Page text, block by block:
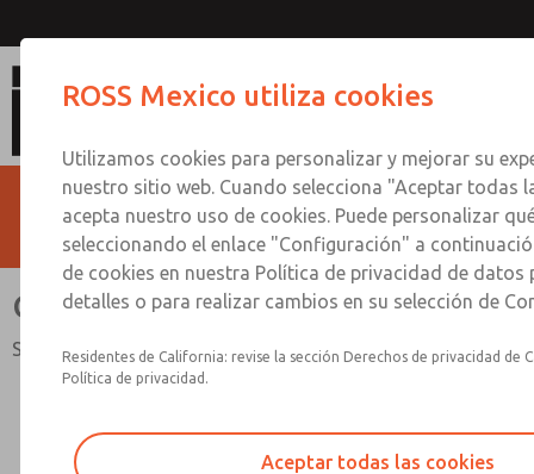
Colectores multiestación
Serie de válvulas 95
ROSS Mexico utiliza cookies
Utilizamos cookies para personalizar y mejorar su
nuestro sitio web. Cuando selecciona "Aceptar todas
acepta nuestro uso de cookies. Puede personalizar
seleccionando el enlace "Configuración" a
de cookies en nuestra Política de privacidad de datos
detalles o para realizar cambios en su selección de
Residentes de California: revise la sección Derechos de privacidad de
Política de privacidad.
Aceptar todas las cookies